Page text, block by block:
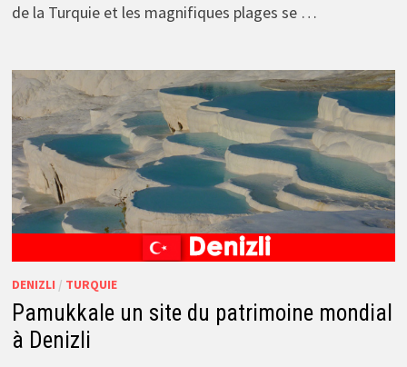
de la Turquie et les magnifiques plages se …
DENIZLI / TURQUIE
Pamukkale un site du patrimoine mondial
à Denizli